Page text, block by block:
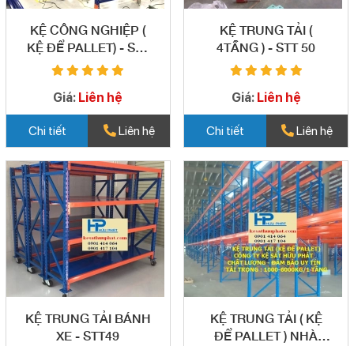
KỆ CÔNG NGHIỆP (
KỆ ĐỂ PALLET) - STT
51
Giá: Liên hệ
Chi tiết Liên hệ
KỆ TRUNG TẢI (
4TẦNG ) - STT 50
Giá: Liên hệ
Chi tiết Liên hệ
KỆ TRUNG TẢI BÁNH
XE - STT49
KỆ TRUNG TẢI ( KỆ
ĐỂ PALLET ) NHÀ